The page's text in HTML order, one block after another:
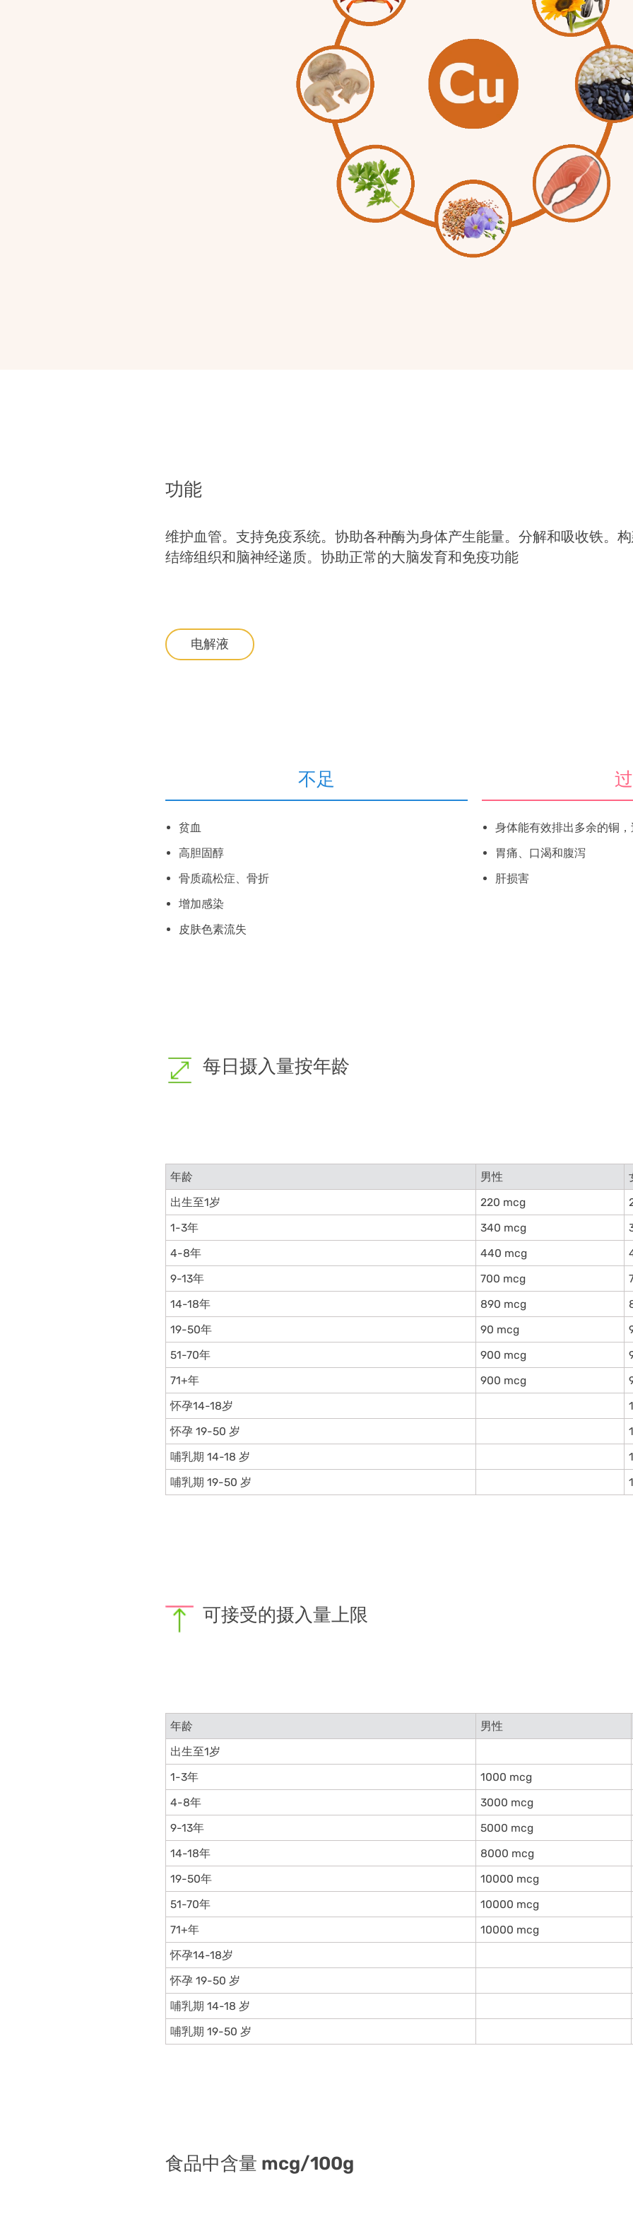
功能
维护血管。支持免疫系统。协助各种酶为身体产生能量。分解和吸收铁。构
结缔组织和脑神经递质。协助正常的大脑发育和免疫功能
电解液
不足
贫血
高胆固醇
骨质疏松症、骨折
增加感染
皮肤色素流失
身体能有效排出多余的铜
胃痛、口渴和腹泻
肝损害
每日摄入量按年龄
年龄 男性
出生至1岁
220 mcg
1-3年
340 mcg
4-8年
440 mcg
9-13年
700 mcg
14-18年
890 mcg
19-50年
90 mcg
51-70年
900 mcg
71+年
900 mcg
怀孕14-18岁
怀孕 19-50 岁
哺乳期 14-18 岁
哺乳期 19-50 岁
可接受的摄入量上限
年龄 男性
出生至1岁
1-3年
1000 mcg
4-8年
3000 mcg
9-13年
5000 mcg
14-18年
8000 mcg
19-50年
10000 mcg
51-70年
10000 mcg
71+年
10000 mcg
怀孕14-18岁
怀孕 19-50 岁
哺乳期 14-18 岁
哺乳期 19-50 岁
食品中含量 mcg/100g